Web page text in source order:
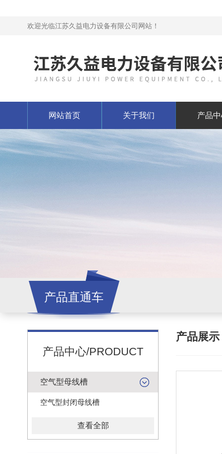
欢迎光临江苏久益电力设备有限公司网站！
网站首页 关于我们 产品
产品直通车
产品中心/PRODUCT
空气型母线槽
空气型封闭母线槽
查看全部
产品展示